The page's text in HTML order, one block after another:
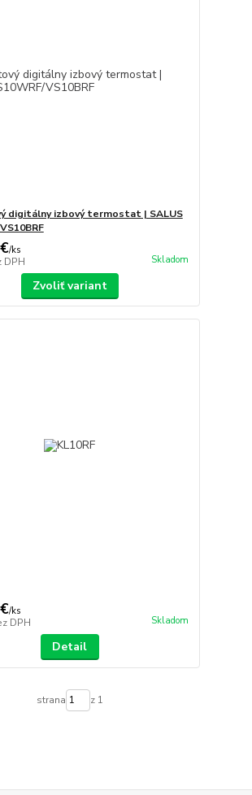
digitálny izbový termostat | SALUS
/ks
DPH Skladom
Zvoliť variant
/ks
DPH Skladom
Detail
strana z 1